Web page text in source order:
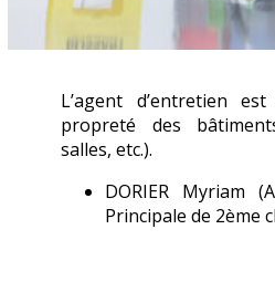
L’agent d’entretien
propreté des
salles, etc.).
DORIER Myriam
Principale de 2ème